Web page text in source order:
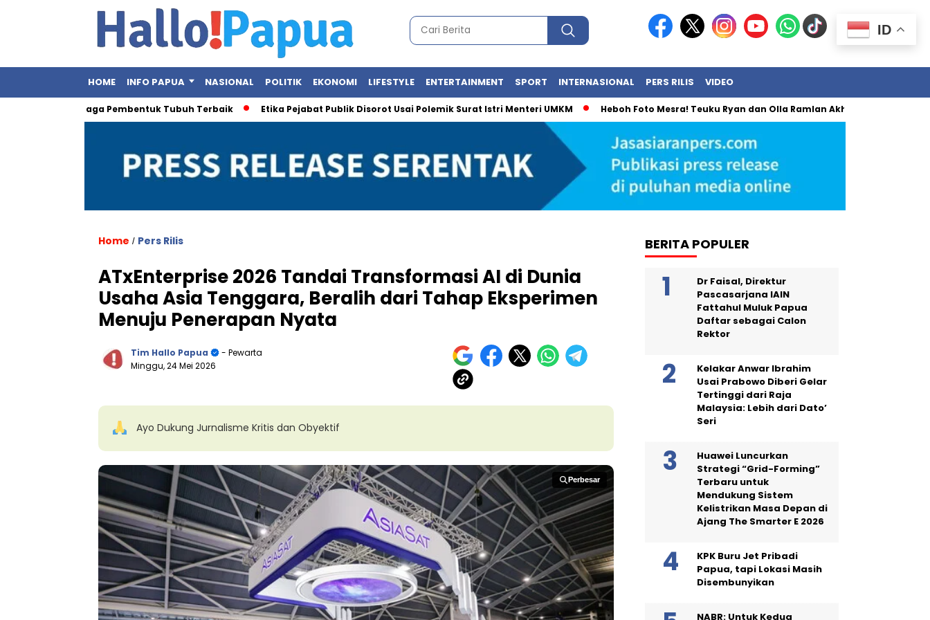
HOME INFO PAPUA NASIONAL POLITIK EKONOMI LIFESTYLE ENTERTAINMENT SPORT INTERNASIONAL PERS RILIS VIDEO
Olahraga Pembentuk Tubuh Terbaik Etika Pejabat Publik Disorot Usai Polemik Surat Istri Menteri UMKM Heboh Foto Mesra! Teuku Ryan dan Olla Ramlan Akhirnya Angkat Bicara
Home / Pers Rilis
ATxEnterprise 2026 Tandai Transformasi AI di Dunia
Usaha Asia Tenggara, Beralih dari Tahap Eksperimen
Menuju Penerapan Nyata
Tim Hallo Papua
- Pewarta
Minggu, 24 Mei 2026
Ayo Dukung Jurnalisme Kritis dan Obyektif
Perbesar
Perbesar
BERITA POPULER
Dr Faisal, Direktur
Pascasarjana IAIN
Fattahul Muluk Papua
Daftar sebagai Calon
Rektor
Kelakar Anwar Ibrahim
Usai Prabowo Diberi Gelar
Tertinggi dari Raja
Malaysia: Lebih dari Dato’
Seri
Huawei Luncurkan
Strategi “Grid-Forming”
Terbaru untuk
Mendukung Sistem
Kelistrikan Masa Depan di
Ajang The Smarter E 2026
KPK Buru Jet Pribadi
Papua, tapi Lokasi Masih
Disembunyikan
NABR: Untuk Kedua
ID